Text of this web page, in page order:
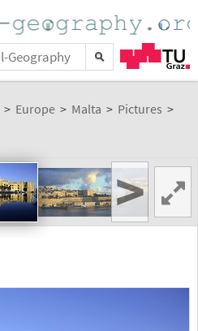
> Europe > Malta > Pictures >
>